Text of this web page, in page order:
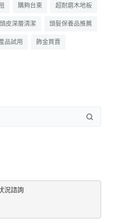
購夠台東 超耐磨木地板
頭皮深層清潔 頭髮保養品推薦
品試用 飾金買賣
況諮詢